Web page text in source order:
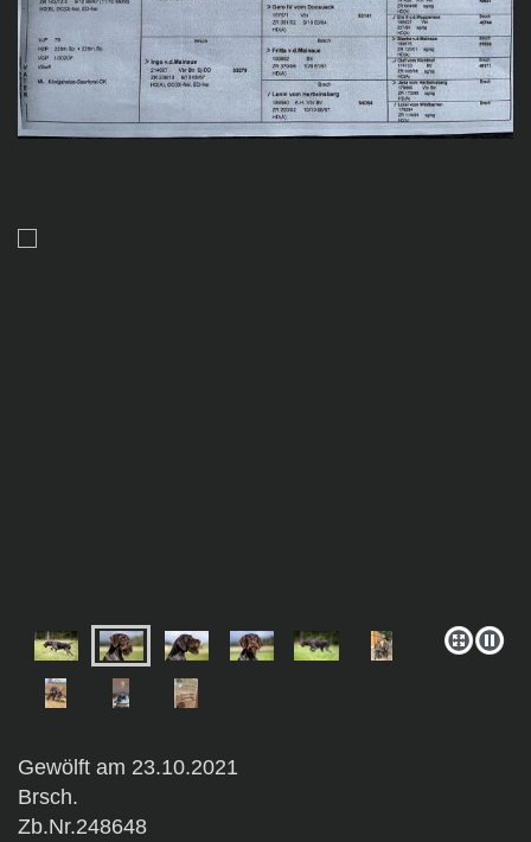
Gewölft am 23.10.2021
Brsch.
Zb.Nr.248648